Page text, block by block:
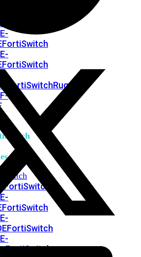
FortiSwitch
FortiSwitch
FortiSwitchRugged
FortiSwitch
FortiSwitch
FortiSwitch
FortiSwitch